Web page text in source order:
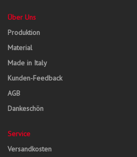
Über Uns
Produktion
Material
Made in Italy
Kunden-Feedback
AGB
Dankeschön
Service
Versandkosten